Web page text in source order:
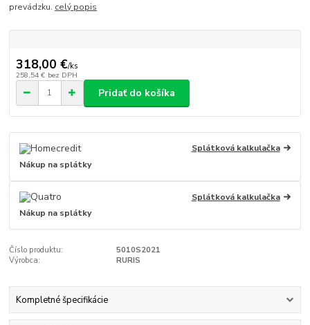
prevádzku. celý popis
318,00 €/ks
258,54 € bez DPH
Pridať do košíka
Splátková kalkulačka
Nákup na splátky
Splátková kalkulačka
Nákup na splátky
Číslo produktu:
5010S2021
Výrobca:
RURIS
Kompletné špecifikácie